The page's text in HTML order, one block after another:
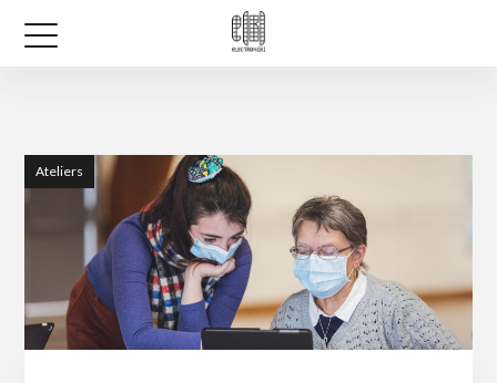
Ateliers